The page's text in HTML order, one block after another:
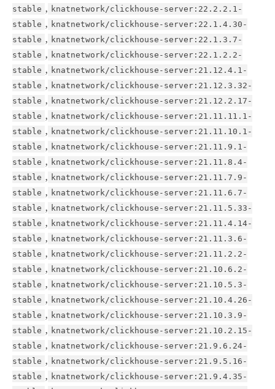
stable , knatnetwork/clickhouse-server:22.2.2.1-
stable , knatnetwork/clickhouse-server:22.1.4.30-
stable , knatnetwork/clickhouse-server:22.1.3.7-
stable , knatnetwork/clickhouse-server:22.1.2.2-
stable , knatnetwork/clickhouse-server:21.12.4.1-
stable , knatnetwork/clickhouse-server:21.12.3.32-
stable , knatnetwork/clickhouse-server:21.12.2.17-
stable , knatnetwork/clickhouse-server:21.11.11.1-
stable , knatnetwork/clickhouse-server:21.11.10.1-
stable , knatnetwork/clickhouse-server:21.11.9.1-
stable , knatnetwork/clickhouse-server:21.11.8.4-
stable , knatnetwork/clickhouse-server:21.11.7.9-
stable , knatnetwork/clickhouse-server:21.11.6.7-
stable , knatnetwork/clickhouse-server:21.11.5.33-
stable , knatnetwork/clickhouse-server:21.11.4.14-
stable , knatnetwork/clickhouse-server:21.11.3.6-
stable , knatnetwork/clickhouse-server:21.11.2.2-
stable , knatnetwork/clickhouse-server:21.10.6.2-
stable , knatnetwork/clickhouse-server:21.10.5.3-
stable , knatnetwork/clickhouse-server:21.10.4.26-
stable , knatnetwork/clickhouse-server:21.10.3.9-
stable , knatnetwork/clickhouse-server:21.10.2.15-
stable , knatnetwork/clickhouse-server:21.9.6.24-
stable , knatnetwork/clickhouse-server:21.9.5.16-
stable , knatnetwork/clickhouse-server:21.9.4.35-